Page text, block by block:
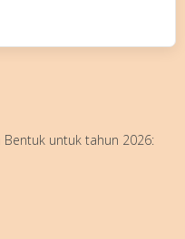
untuk tahun 2026: